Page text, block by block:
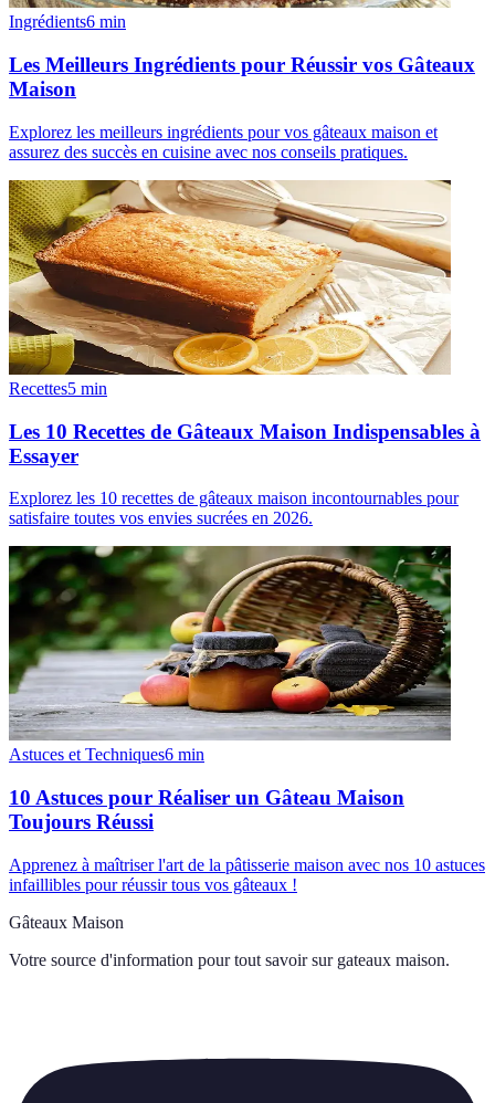
Ingrédients6 min
Les Meilleurs Ingrédients pour Réussir vos Gâteaux
Maison
Explorez les meilleurs ingrédients pour vos gâteaux maison et
assurez des succès en cuisine avec nos conseils pratiques.
Recettes5 min
Les 10 Recettes de Gâteaux Maison Indispensables à
Essayer
Explorez les 10 recettes de gâteaux maison incontournables pour
satisfaire toutes vos envies sucrées en 2026.
Astuces et Techniques6 min
10 Astuces pour Réaliser un Gâteau Maison
Toujours Réussi
Apprenez à maîtriser l'art de la pâtisserie maison avec nos 10 astuces
infaillibles pour réussir tous vos gâteaux !
Gâteaux Maison
Votre source d'information pour tout savoir sur gateaux maison.